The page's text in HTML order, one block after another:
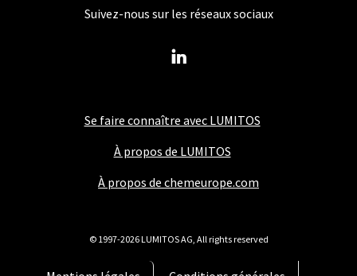
Se faire connaître avec LUMITOS
À propos de LUMITOS
À propos de chemeurope.com
Suivez-nous sur les réseaux sociaux
© 1997-2026 LUMITOS AG, All rights reserved